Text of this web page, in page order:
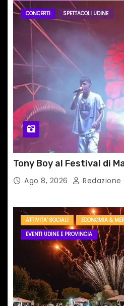
t
c
i
CONCERTI SPETTACOLI UDINE
Tony Boy al Festival di
Ago 8, 2026 Redazione
ATTIVITA' SOCIALI
ECONOMIA &
EVENTI UDINE E PROVINCIA